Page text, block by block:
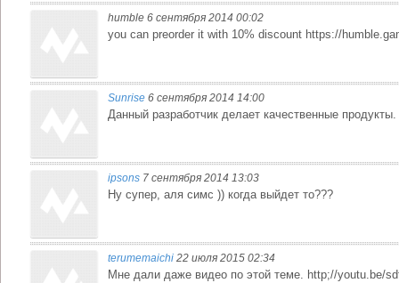
humble 6 сентября 2014 00:02
you can preorder it with 10% discount https://
Sunrise 6 сентября 2014 14:00
Данный разработчик делает качественные продукты.
ipsons 7 сентября 2014 13:03
Ну супер, аля симс )) когда выйдет то???
terumemaichi 22 июля 2015 02:34
Мне дали даже видео по этой теме. http;//youtu.be/